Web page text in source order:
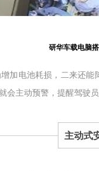
研华车载电脑
加电池耗损，二来还能
会主动预警，提醒驾驶
主动式